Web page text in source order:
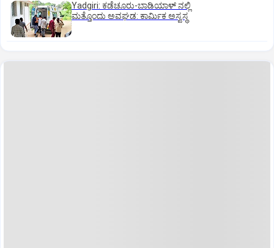
Yadgiri: ಕಡೆಚೂರು-ಬಾಡಿಯಾಳ್ ನಲ್ಲಿ
ಮತ್ತೊಂದು ಅವಘಡ: ಕಾರ್ಮಿಕ ಅಸ್ವಸ್ಥ